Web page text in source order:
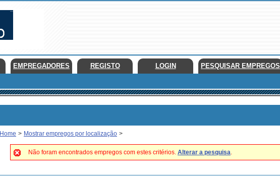
EMPREGADORES REGISTO LOGIN PESQUISAR EMPREGOS
Home > Mostrar empregos por localização >
Não foram encontrados empregos com estes critérios. Alterar a pesquisa.